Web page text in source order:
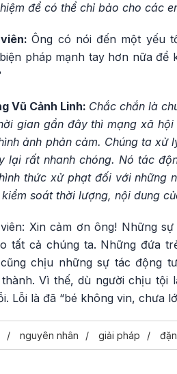
để có thể chỉ bảo cho các
viên:Ông có nói đến một yếu
pháp mạnh tay hơn nữa để
Vũ Cảnh Linh: Chắc chắn là
gian gần đây thì mạng xã
ảnh phản cảm. Chúng ta
lại rất nhanh chóng. Nó tác
thức xử phạt đối với những
soát thời lượng, nội dung
Xin cảm ơn ông! Những
tất cả chúng ta. Những đứa
chịu những sự tác động
Vì thế, dù người chịu tội
Lỗi là đã “bé không vin, chưa
nguyên nhân giải pháp